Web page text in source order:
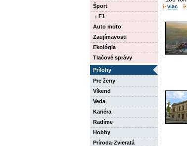
Šport
F1
Auto moto
Zaujímavosti
Ekológia
Tlačové správy
Prílohy
Pre ženy
Víkend
Veda
Kariéra
Radíme
Hobby
Príroda-Zvieratá
viac